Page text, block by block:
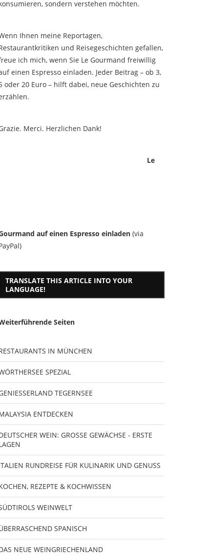
sondern verstehen möchten.
Ihnen meine Reportagen,
und Reisegeschichten gefallen,
ich mich, wenn Sie Le Gourmand freiwillig
einen Espresso einladen. Jeder Beitrag – ob 3,
oder 20 Euro – hilft dabei, neue Geschichten zu
Merci. Herzlichen Dank!
Le
auf einen Espresso einladen (via
TRANSLATE THIS ARTICLE INTO YOUR
LANGUAGE!
Seiten
IN MÜNCHEN
SPEZIAL
TEGERNSEE
ENTDECKEN
WEIN: GROSSE GEWÄCHSE - ERSTE
RUNDREISE FÜR KULINARIK UND GENUSS
REZEPTE & KOCHWISSEN
WEINWELT
SPANISCH
NEUE WEINGRIECHENLAND